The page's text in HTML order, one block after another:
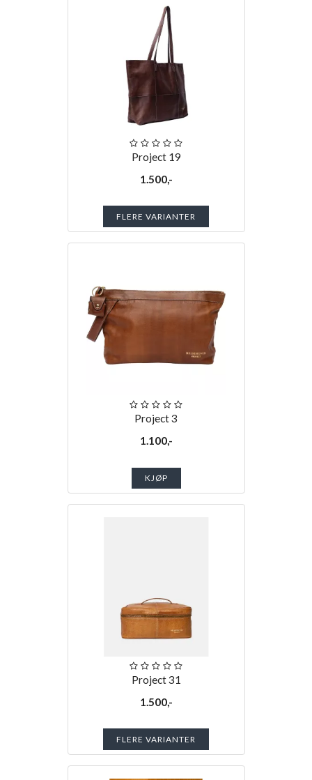
Project 19
1.500,-
FLERE VARIANTER
Project 3
1.100,-
KJØP
Project 31
1.500,-
FLERE VARIANTER